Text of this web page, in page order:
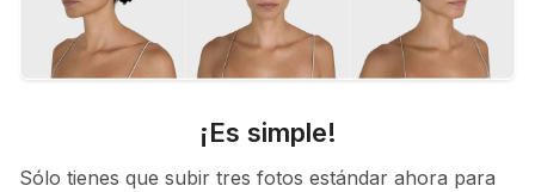
¡Es simple!
Sólo tienes que subir tres fotos estándar ahora para